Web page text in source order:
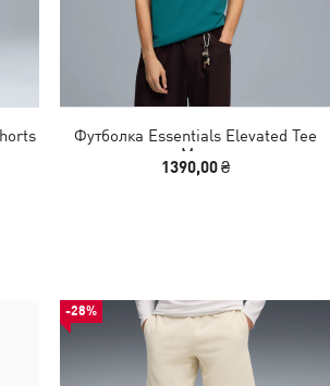
Футболка Essentials Elevated Tee
Men
1390,00 ₴
-28%